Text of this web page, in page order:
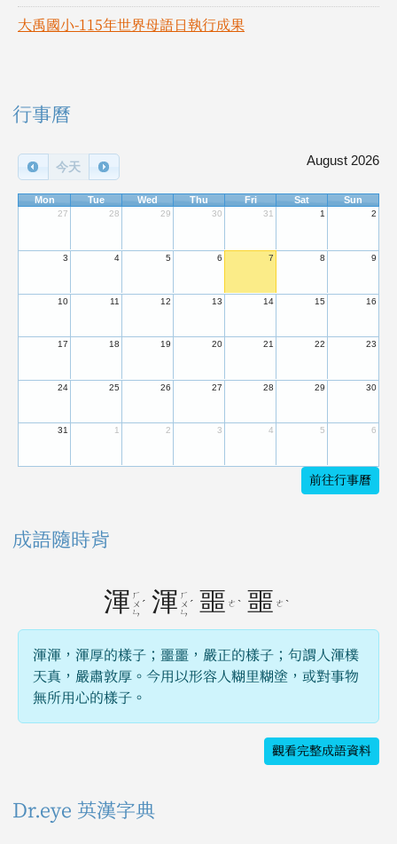
大禹國小-115年世界母語日執行成果
右邊區域內容
行事曆
今天 August 2026
Mon Tue Wed Thu Fri Sat Sun
27 28 29 30 31 1 2
3 4 5 6 7 8 9
10 11 12 13 14 15 16
17 18 19 20 21 22 23
24 25 26 27 28 29 30
31 1 2 3 4 5 6
前往行事曆
成語隨時背
渾 ㄏ
ㄨ
ㄣ
ˊ 渾 ㄏ
ㄨ
ㄣ
ˊ 噩 ㄜ ˋ 噩 ㄜ ˋ
渾渾，渾厚的樣子；噩噩，嚴正的樣子；句謂人渾樸
天真，嚴肅敦厚。今用以形容人糊里糊塗，或對事物
無所用心的樣子。
觀看完整成語資料
Dr.eye 英漢字典